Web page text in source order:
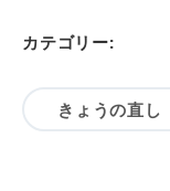
カテゴリー:
きょうの直し